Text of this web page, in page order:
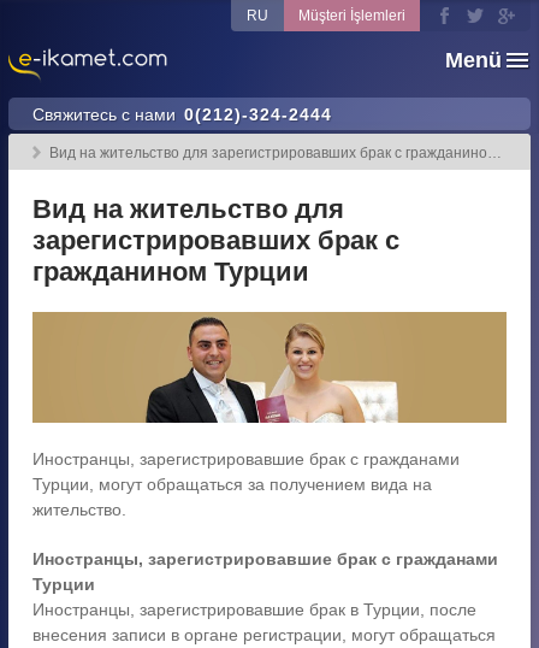
Menü
Свяжитесь с нами 0(212)-324-2444
RU Müşteri İşlemleri
Вид на жительство для зарегистрировавших брак с гражданином Турции
Вид на жительство для
зарегистрировавших брак с
гражданином Турции
Иностранцы, зарегистрировавшие брак с гражданами
Турции, могут обращаться за получением вида на
жительство.
Иностранцы, зарегистрировавшие брак с гражданами
Турции
Иностранцы, зарегистрировавшие брак в Турции, после
внесения записи в органе регистрации, могут обращаться